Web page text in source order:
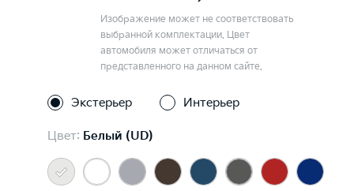
Изображение может не соответствовать
выбранной комплектации. Цвет
автомобиля может отличаться от
представленного на данном сайте.
Экстерьер Интерьер
Цвет: Белый (UD)